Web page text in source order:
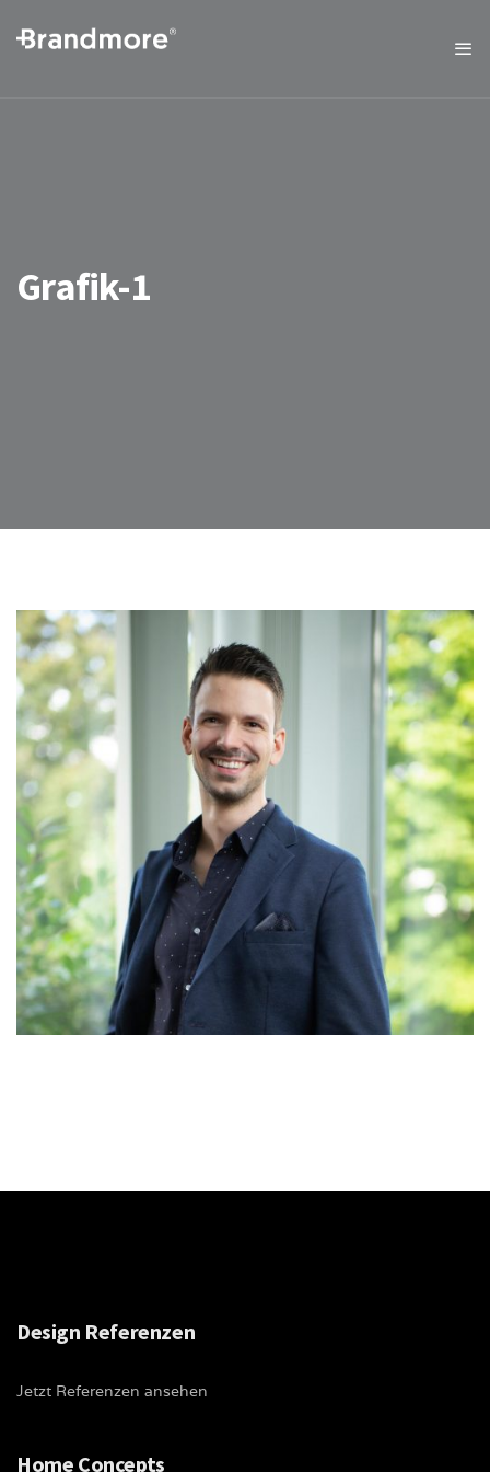
Grafik-1
Design Referenzen
Jetzt Referenzen ansehen
Home Concepts